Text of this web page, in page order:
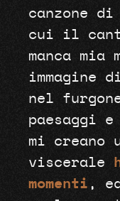
canzone di
cui il
manca mia
immagine
nel
paesaggi
mi creano
viscerale
momenti ,